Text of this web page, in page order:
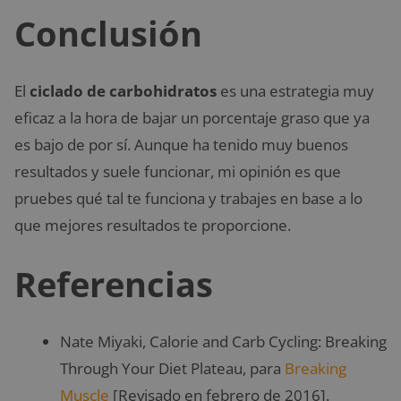
Conclusión
El ciclado de carbohidratos es una estrategia muy
eficaz a la hora de bajar un porcentaje graso que ya
es bajo de por sí. Aunque ha tenido muy buenos
resultados y suele funcionar, mi opinión es que
pruebes qué tal te funciona y trabajes en base a lo
que mejores resultados te proporcione.
Referencias
Nate Miyaki, Calorie and Carb Cycling: Breaking
Through Your Diet Plateau, para Breaking
Muscle [Revisado en febrero de 2016].